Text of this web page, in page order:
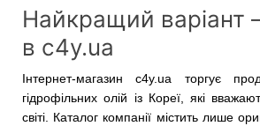
Найкращий варіант
в c4y.ua
Інтернет-магазин c4y.ua торгує
гідрофільних олій із Кореї, які
світі. Каталог компанії містить лише